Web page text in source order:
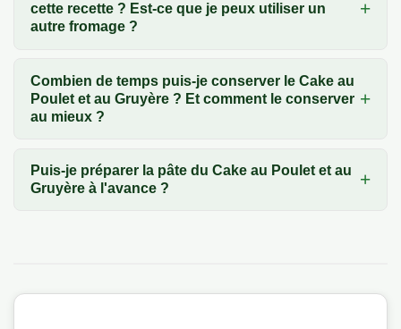
cette recette ? Est-ce que je peux utiliser un
autre fromage ?
Combien de temps puis-je conserver le Cake au
Poulet et au Gruyère ? Et comment le conserver
au mieux ?
Puis-je préparer la pâte du Cake au Poulet et au
Gruyère à l'avance ?